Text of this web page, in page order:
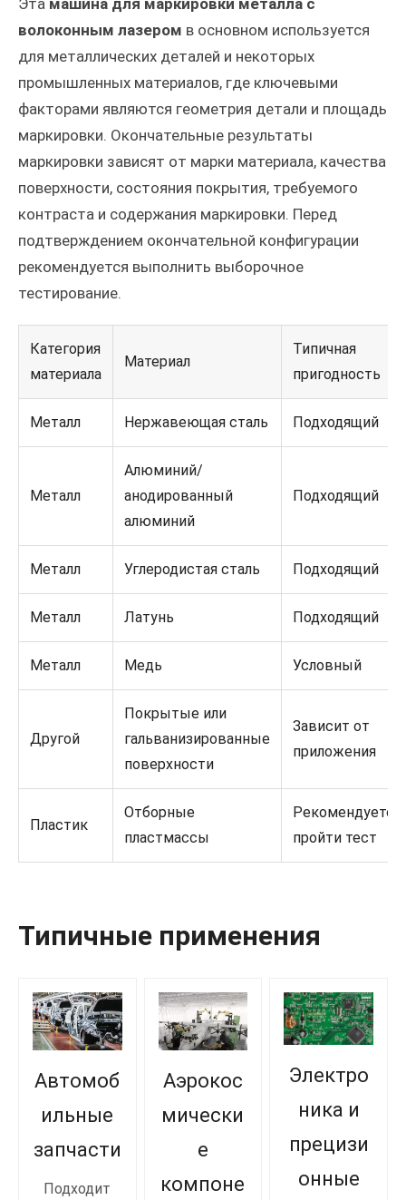
волоконным лазером в основном используется
для металлических деталей и некоторых
промышленных материалов, где ключевыми
факторами являются геометрия детали и площадь
маркировки. Окончательные результаты
маркировки зависят от марки материала, качества
поверхности, состояния покрытия, требуемого
контраста и содержания маркировки. Перед
подтверждением окончательной конфигурации
рекомендуется выполнить выборочное
тестирование.
Категория
материала
Материал
Типичная
пригодность
Металл Нержавеющая сталь Подходящий
Металл
Алюминий/
анодированный
алюминий
Подходящий
Металл Углеродистая сталь Подходящий
Металл Латунь Подходящий
Металл Медь Условный
Другой
Покрытые или
гальванизированные
поверхности
Зависит от
приложения
Пластик
Отборные
пластмассы
Рекомендуется
пройти тест
Типичные применения
Автомоб
ильные
запчасти
Подходит
Аэрокос
мически
е
компоне
Электро
ника и
прецизи
онные